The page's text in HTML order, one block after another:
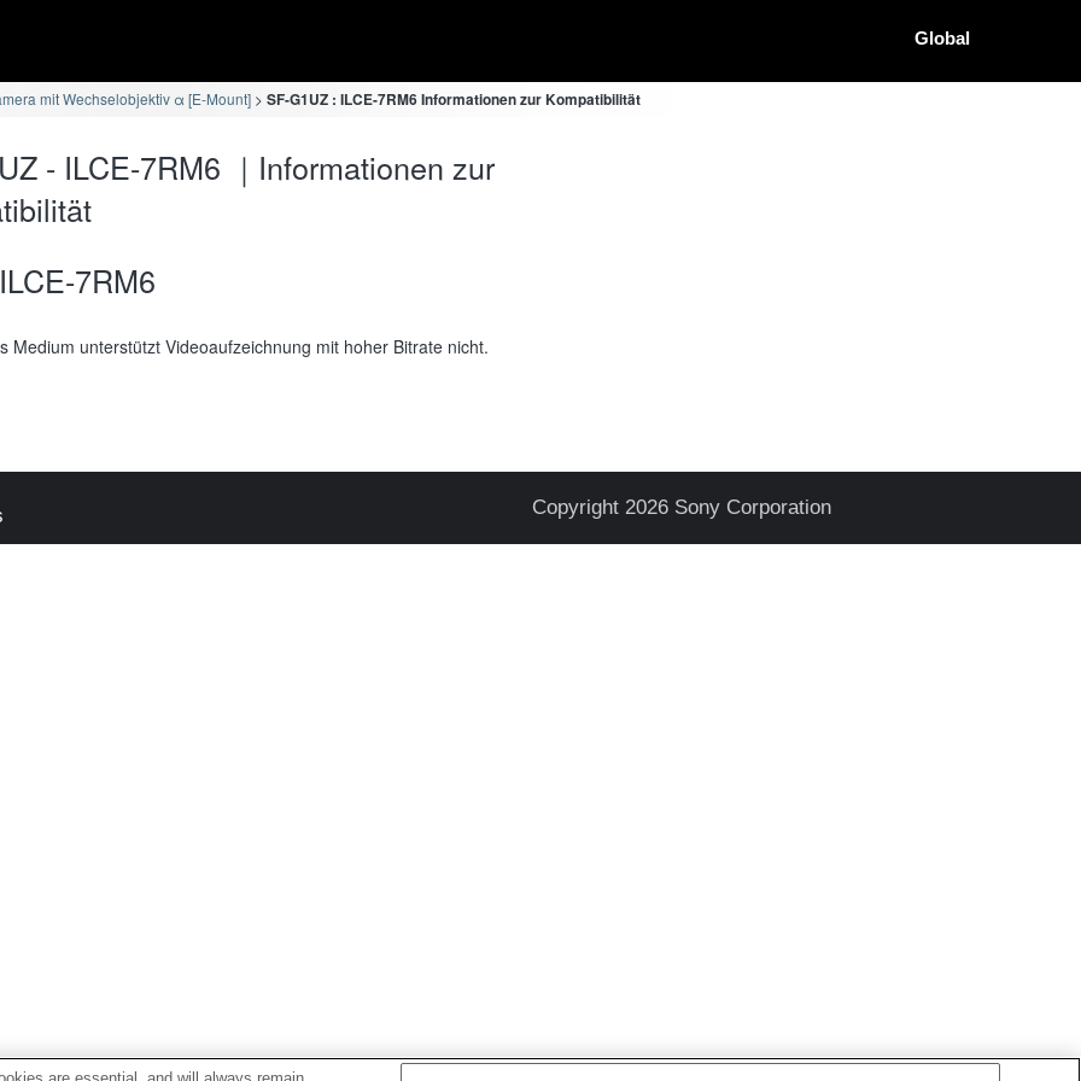
Global
mit Wechselobjektiv α [E-Mount] SF-G1UZ : ILCE-7RM6 Informationen zur Kompatibilität
- ILCE-7RM6 ｜Informationen zur
ILCE-7RM6
Medium unterstützt Videoaufzeichnung mit hoher Bitrate nicht.
Copyright 2026 Sony Corporation